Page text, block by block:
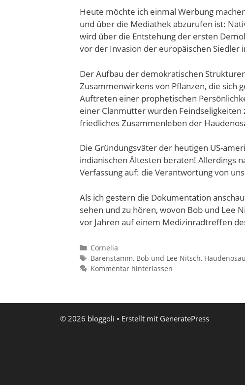
Heute möchte ich einmal Werbung
und über die Mediathek abzurufen ist:
wird über die Entstehung der ersten
vor der Invasion der europäischen Siedler
Der Aufbau der demokratischen
Zusammenwirkens von Pflanzen, die sich
Auftreten einer prophetischen
einer Clanmutter wurden
friedliches Zusammenleben der
Die Gründungsväter der heutigen US-
indianischen Ältesten beraten! Allerdings
Verfassung auf: die Verantwortung von
Als ich gestern die Dokumentation
sehen und zu hören, wovon Bob und Lee
vor Jahren auf einem Medizinradtreffen
Kategorien
Cornelia
Schlagwörter
Bärenstamm, Bob und Lee Nitsch,
Kommentar hinterlassen
© 2026 bloggoli • Erstellt mit GeneratePress